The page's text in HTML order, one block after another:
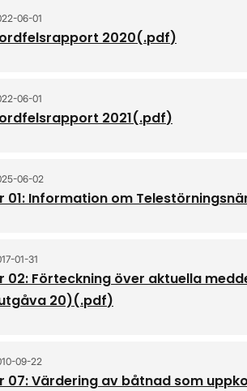
06-01
2020(.pdf)
06-01
2021(.pdf)
06-02
01: Information om
01-31
02: Förteckning över aktuella
20)(.pdf)
09-22
07: Värdering av båtnad som